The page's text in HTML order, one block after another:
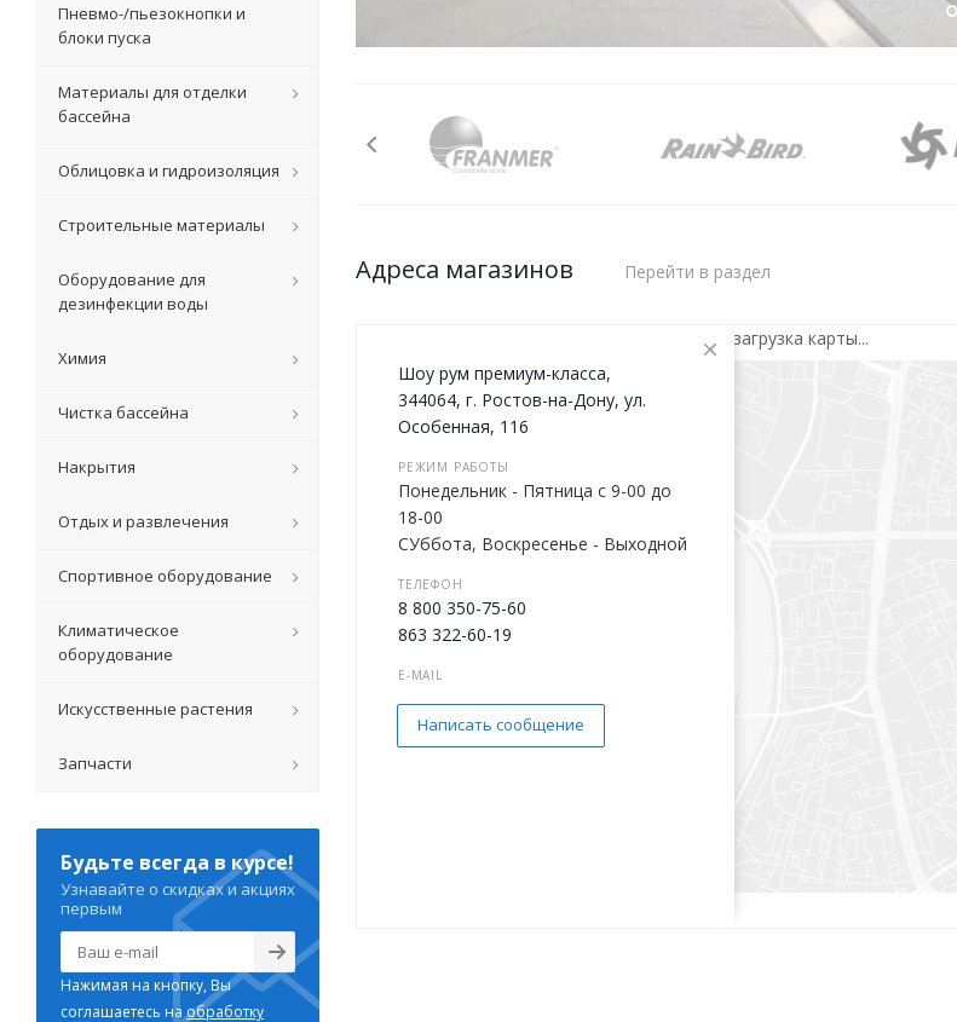
Адреса магазинов Перейти в раздел
Шоу рум премиум-класса,
344064, г. Ростов-на-Дону, ул.
Особенная, 116
РЕЖИМ РАБОТЫ
Понедельник - Пятница с 9-00 до
18-00
СУббота, Воскресенье - Выходной
ТЕЛЕФОН
8 800 350-75-60
863 322-60-19
E-MAIL
sale@kupibas.ru
Написать сообщение
загрузка карты...
Пневмо-/пьезокнопки и
блоки пуска
Материалы для отделки
бассейна
Облицовка и гидроизоляция
Строительные материалы
Оборудование для
дезинфекции воды
Химия
Чистка бассейна
Накрытия
Отдых и развлечения
Спортивное оборудование
Климатическое
оборудование
Искусственные растения
Запчасти
Будьте всегда в курсе!
Узнавайте о скидках и акциях
первым
Нажимая на кнопку, Вы
соглашаетесь наобработку